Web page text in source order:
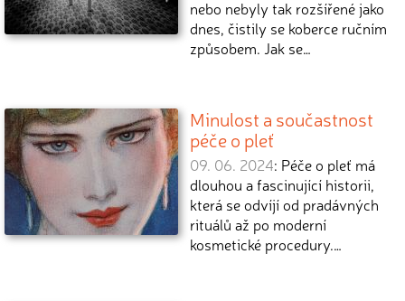
nebo nebyly tak rozšířené jako
dnes, čistily se koberce ručním
způsobem. Jak se…
Minulost a součastnost
péče o pleť
09. 06. 2024: Péče o pleť má
dlouhou a fascinující historii,
která se odvíjí od pradávných
rituálů až po moderní
kosmetické procedury.…